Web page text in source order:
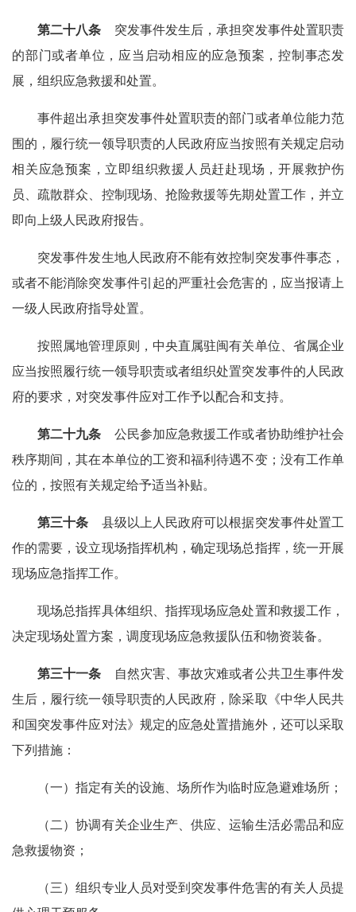
第二十八条 突发事件发生后，承担突发事件处置职责
的部门或者单位，应当启动相应的应急预案，控制事态发
展，组织应急救援和处置。
事件超出承担突发事件处置职责的部门或者单位能力范
围的，履行统一领导职责的人民政府应当按照有关规定启动
相关应急预案，立即组织救援人员赶赴现场，开展救护伤
员、疏散群众、控制现场、抢险救援等先期处置工作，并立
即向上级人民政府报告。
突发事件发生地人民政府不能有效控制突发事件事态，
或者不能消除突发事件引起的严重社会危害的，应当报请上
一级人民政府指导处置。
按照属地管理原则，中央直属驻闽有关单位、省属企业
应当按照履行统一领导职责或者组织处置突发事件的人民政
府的要求，对突发事件应对工作予以配合和支持。
第二十九条 公民参加应急救援工作或者协助维护社会
秩序期间，其在本单位的工资和福利待遇不变；没有工作单
位的，按照有关规定给予适当补贴。
第三十条 县级以上人民政府可以根据突发事件处置工
作的需要，设立现场指挥机构，确定现场总指挥，统一开展
现场应急指挥工作。
现场总指挥具体组织、指挥现场应急处置和救援工作，
决定现场处置方案，调度现场应急救援队伍和物资装备。
第三十一条 自然灾害、事故灾难或者公共卫生事件发
生后，履行统一领导职责的人民政府，除采取《中华人民共
和国突发事件应对法》规定的应急处置措施外，还可以采取
下列措施：
（一）指定有关的设施、场所作为临时应急避难场所；
（二）协调有关企业生产、供应、运输生活必需品和应
急救援物资；
（三）组织专业人员对受到突发事件危害的有关人员提